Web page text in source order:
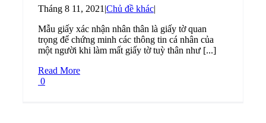
Tháng 8 11, 2021 |Chủ đề khác|
Mẫu giấy xác nhận nhân thân là giấy tờ quan
trọng để chứng minh các thông tin cá nhân của
một người khi làm mất giấy tờ tuỳ thân như [...]
Read More
0